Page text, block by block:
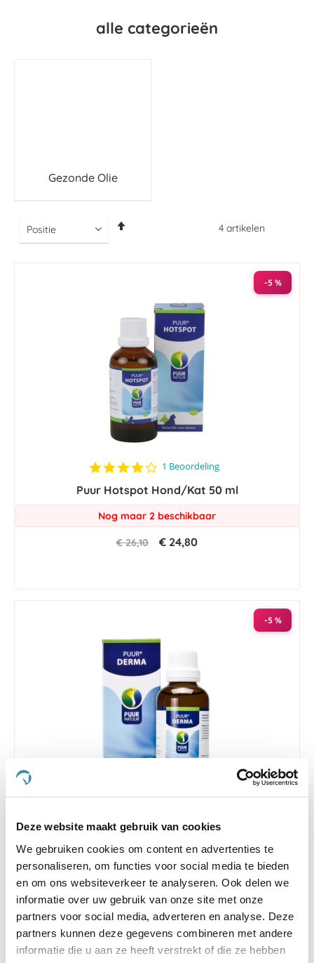
Deze website maakt gebruik van cookies
We gebruiken cookies om content en advertenties te
personaliseren, om functies voor social media te bieden
en om ons websiteverkeer te analyseren. Ook delen we
informatie over uw gebruik van onze site met onze
partners voor social media, adverteren en analyse. Deze
partners kunnen deze gegevens combineren met andere
informatie die u aan ze heeft verstrekt of die ze hebben
alle categorieën
Gezonde Olie
4 artikelen
-5 %
4.0
rating
1 Beoordeling
Puur Hotspot Hond/Kat 50 ml
Nog maar 2 beschikbaar
€ 26,10 € 24,80
-5 %
rating
Puur Derma/Jeuk 50 ml
Nog maar 2 beschikbaar
€ 23,20 € 22,04